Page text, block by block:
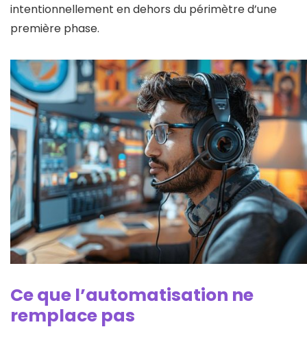
intentionnellement en dehors du périmètre d’une
première phase.
Ce que l’automatisation ne
remplace pas